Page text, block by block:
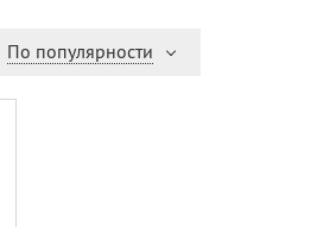
По популярности